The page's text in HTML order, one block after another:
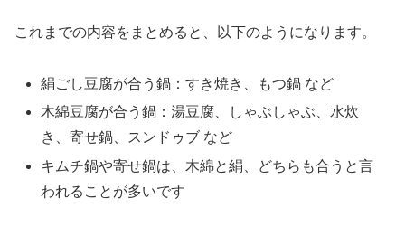
これまでの内容をまとめると、以下のようになります。
絹ごし豆腐が合う鍋：すき焼き、もつ鍋 など
木綿豆腐が合う鍋：湯豆腐、しゃぶしゃぶ、水炊
き、寄せ鍋、スンドゥブ など
キムチ鍋や寄せ鍋は、木綿と絹、どちらも合うと言
われることが多いです